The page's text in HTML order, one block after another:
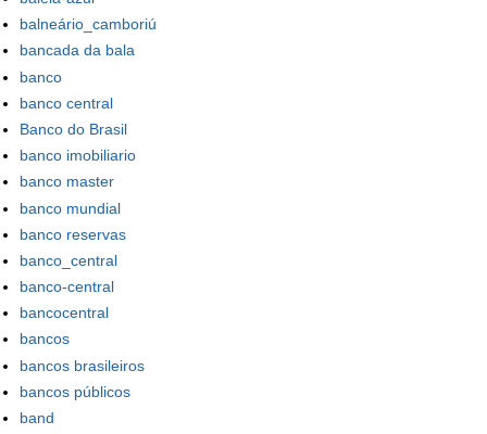
balneário_camboriú
bancada da bala
banco
banco central
Banco do Brasil
banco imobiliario
banco master
banco mundial
banco reservas
banco_central
banco-central
bancocentral
bancos
bancos brasileiros
bancos públicos
band